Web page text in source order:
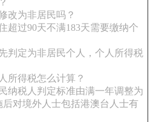
改为非居民吗？
超过90天不满183天需要缴纳个
判定为非居民个人，个人所得税
所得税怎么计算？
纳税人判定标准由满一年调整为
后对境外人士包括港澳台人士有